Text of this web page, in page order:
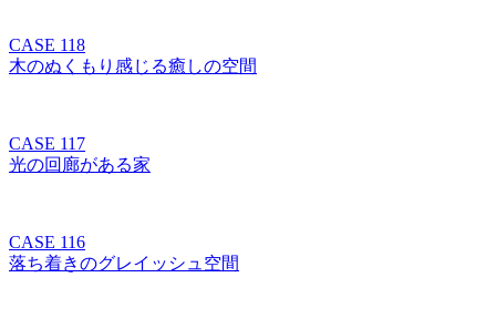
CASE 118
木のぬくもり感じる癒しの空間
CASE 117
光の回廊がある家
CASE 116
落ち着きのグレイッシュ空間